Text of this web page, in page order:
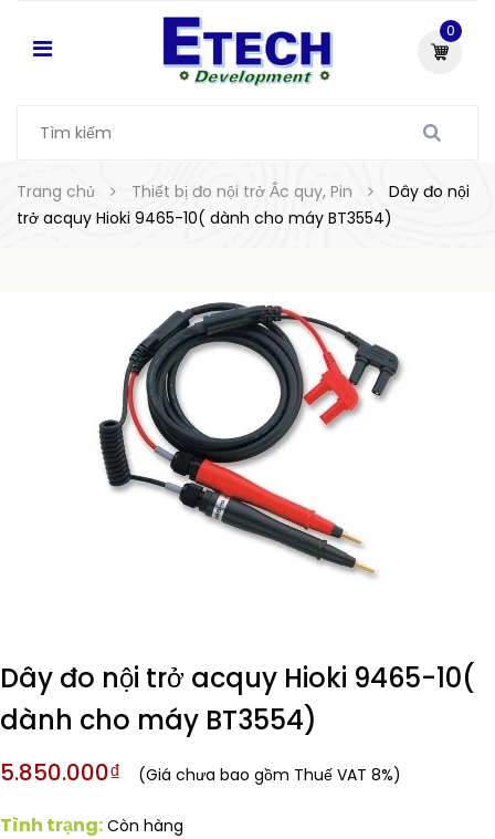
0
Trang chủ Thiết bị đo nội trở Ắc quy, Pin
Dây đo nội
trở acquy Hioki 9465-10( dành cho máy BT3554)
Dây đo nội trở acquy Hioki 9465-10(
dành cho máy BT3554)
5.850.000₫ (Giá chưa bao gồm Thuế VAT 8%)
Tình trạng: Còn hàng